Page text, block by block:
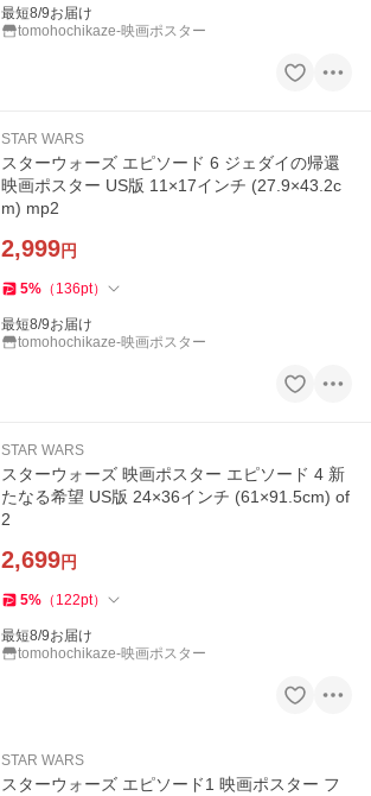
最短8/9お届け
tomohochikaze-映画ポスター
STAR WARS
スターウォーズ エピソード 6 ジェダイの帰還
映画ポスター US版 11×17インチ (27.9×43.2c
m) mp2
2,999円
5% （ 136pt）
最短8/9お届け
tomohochikaze-映画ポスター
STAR WARS
スターウォーズ 映画ポスター エピソード 4 新
たなる希望 US版 24×36インチ (61×91.5cm) of
2
2,699円
5% （ 122pt）
最短8/9お届け
tomohochikaze-映画ポスター
STAR WARS
スターウォーズ エピソード1 映画ポスター フ